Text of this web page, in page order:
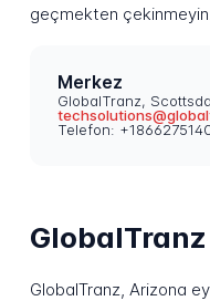
geçmekten çekinmeyin.
Merkez
GlobalTranz,
Telefon:
GlobalTranz, Arizona